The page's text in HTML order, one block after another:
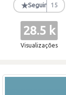
★Seguir 15
28.5 k
Visualizações